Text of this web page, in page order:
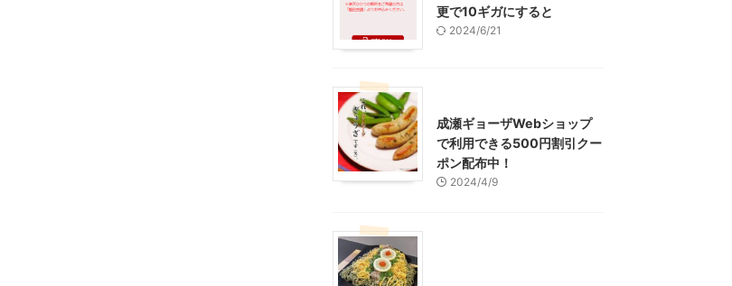
更で10ギガにすると
2024/6/21
成瀬ギョーザWebショップ
で利用できる500円割引クー
ポン配布中！
2024/4/9